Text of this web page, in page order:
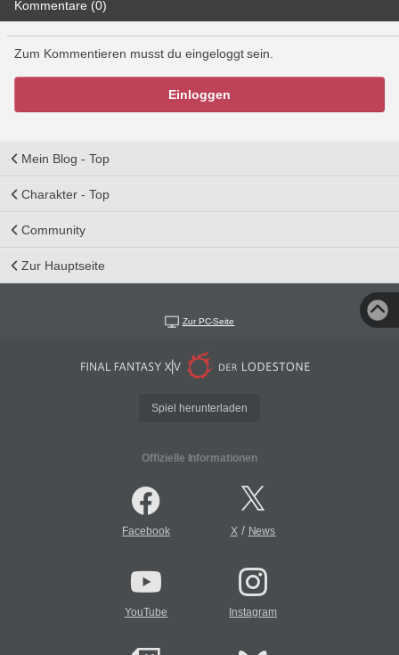
Kommentare (0)
Zum Kommentieren musst du eingeloggt sein.
Einloggen
Mein Blog - Top
Charakter - Top
Community
Zur Hauptseite
Zur PC-Seite
Spiel herunterladen
Offizielle Informationen
Facebook X/ News
YouTube Instagram